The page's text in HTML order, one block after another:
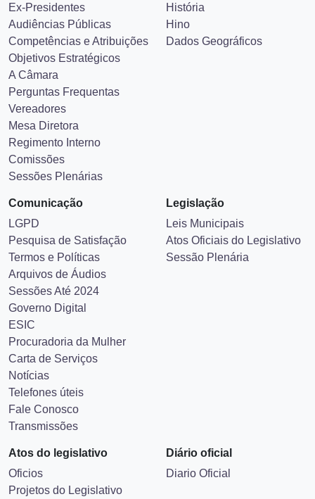
Ex-Presidentes
Audiências Públicas
Competências e Atribuições
Objetivos Estratégicos
A Câmara
Perguntas Frequentas
Vereadores
Mesa Diretora
Regimento Interno
Comissões
Sessões Plenárias
História
Hino
Dados Geográficos
Comunicação
LGPD
Pesquisa de Satisfação
Termos e Políticas
Arquivos de Áudios
Sessões Até 2024
Governo Digital
ESIC
Procuradoria da Mulher
Carta de Serviços
Notícias
Telefones úteis
Fale Conosco
Transmissões
Legislação
Leis Municipais
Atos Oficiais do Legislativo
Sessão Plenária
Atos do legislativo
Oficios
Projetos do Legislativo
Diário oficial
Diario Oficial